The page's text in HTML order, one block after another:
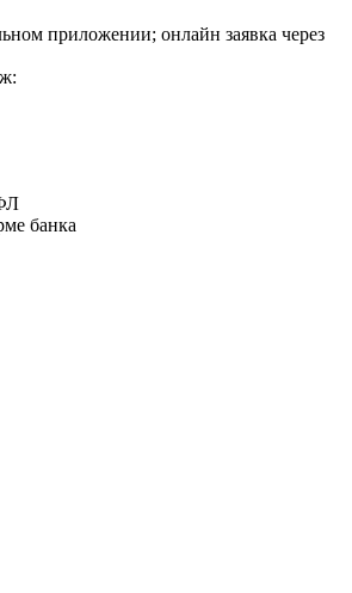
приложении; онлайн заявка через
банка